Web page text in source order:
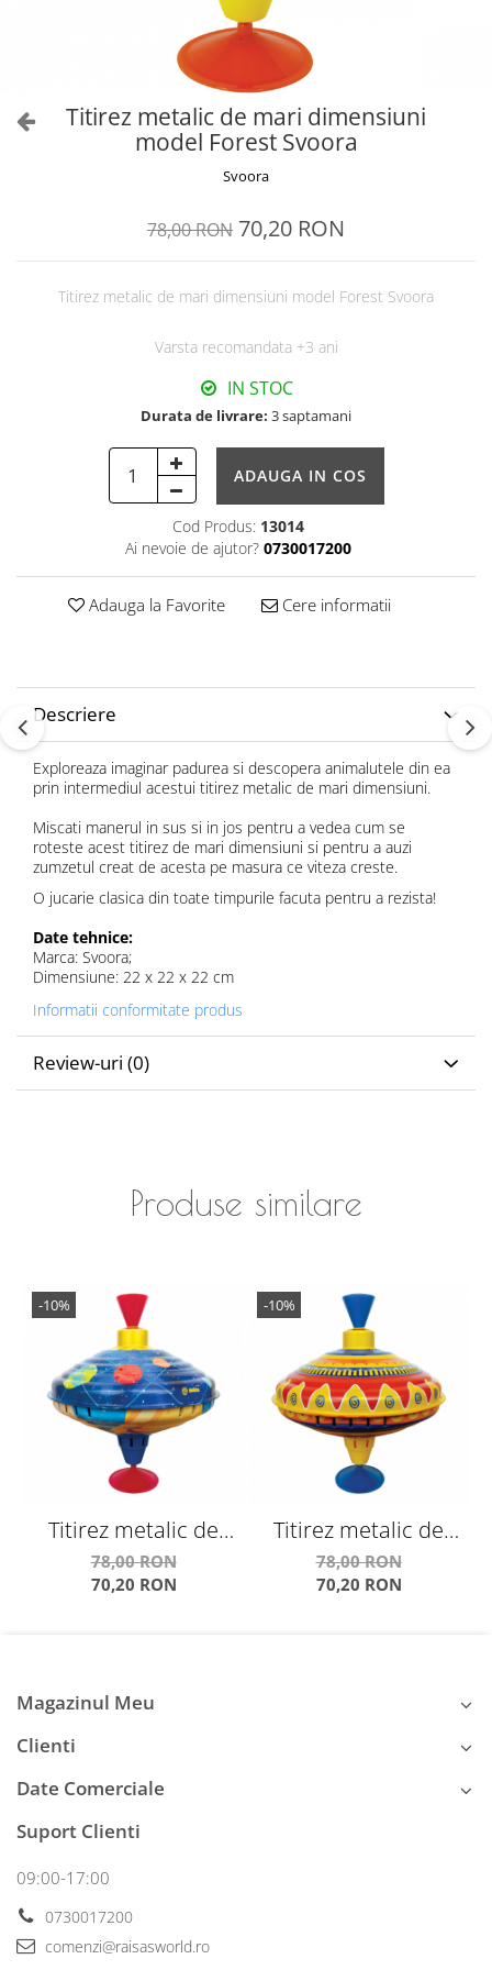
Titirez metalic de mari dimensiuni
model Forest Svoora
Svoora
78,00 RON 70,20 RON
Titirez metalic de mari dimensiuni model Forest Svoora
Varsta recomandata +3 ani
IN STOC
Durata de livrare: 3 saptamani
ADAUGA IN COS
Cod Produs: 13014
Ai nevoie de ajutor? 0730017200
Adauga la Favorite Cere informatii
Descriere
Exploreaza imaginar padurea si descopera animalutele din ea
prin intermediul acestui titirez metalic de mari dimensiuni.
Miscati manerul in sus si in jos pentru a vedea cum se
roteste acest titirez de mari dimensiuni si pentru a auzi
zumzetul creat de acesta pe masura ce viteza creste.
O jucarie clasica din toate timpurile facuta pentru a rezista!
Date tehnice:
Marca: Svoora;
Dimensiune: 22 x 22 x 22 cm
Informatii conformitate produs
Review-uri (0)
Produse similare
-10%
Titirez metalic de
mari dimensiuni
model Spatiu Svoora
78,00 RON
70,20 RON
-10%
Titirez metalic de
mari dimensiuni
model Clasic Svoora
78,00 RON
70,20 RON
Magazinul Meu
Clienti
Date Comerciale
Suport Clienti
09:00-17:00
0730017200
comenzi@raisasworld.ro